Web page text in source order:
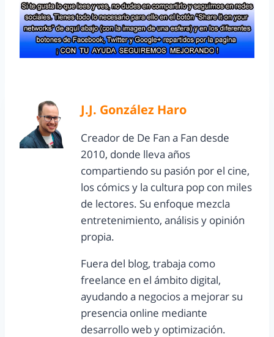
J.J. González Haro
Creador de De Fan a Fan desde
2010, donde lleva años
compartiendo su pasión por el cine,
los cómics y la cultura pop con miles
de lectores. Su enfoque mezcla
entretenimiento, análisis y opinión
propia.
Fuera del blog, trabaja como
freelance en el ámbito digital,
ayudando a negocios a mejorar su
presencia online mediante
desarrollo web y optimización.